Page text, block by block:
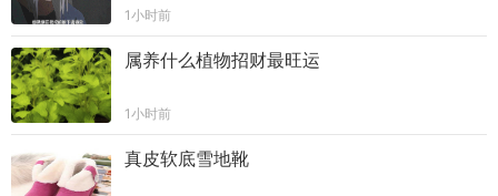
1小时前
属养什么植物招财最旺运
1小时前
真皮软底雪地靴